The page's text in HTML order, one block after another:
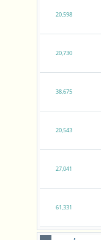
20,598
20,730
38,675
20,543
27,041
61,331